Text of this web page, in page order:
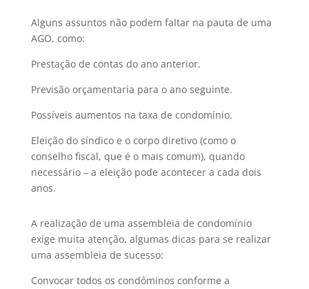
Alguns assuntos não podem faltar na pauta de uma
AGO, como:
Prestação de contas do ano anterior.
Previsão orçamentaria para o ano seguinte.
Possíveis aumentos na taxa de condomínio.
Eleição do síndico e o corpo diretivo (como o
conselho fiscal, que é o mais comum), quando
necessário – a eleição pode acontecer a cada dois
anos.
A realização de uma assembleia de condomínio
exige muita atenção, algumas dicas para se realizar
uma assembleia de sucesso:
Convocar todos os condôminos conforme a